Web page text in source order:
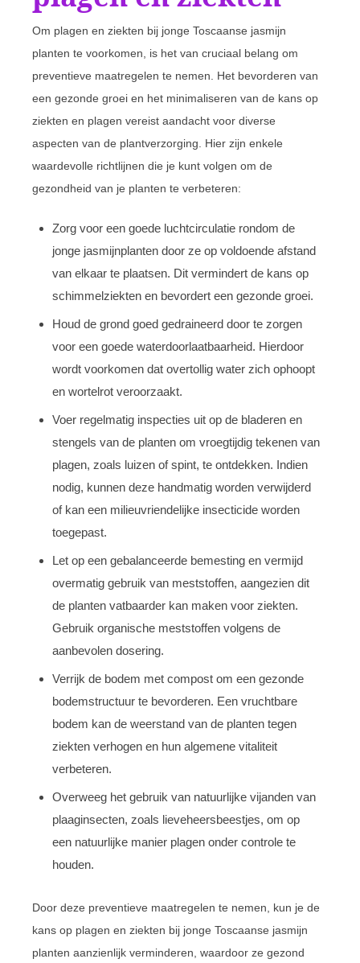
Om plagen en ziekten bij jonge Toscaanse jasmijn
planten te voorkomen, is het van cruciaal belang om
preventieve maatregelen te nemen. Het bevorderen van
een gezonde groei en het minimaliseren van de kans op
ziekten en plagen vereist aandacht voor diverse
aspecten van de plantverzorging. Hier zijn enkele
waardevolle richtlijnen die je kunt volgen om de
gezondheid van je planten te verbeteren:
Zorg voor een goede luchtcirculatie rondom de
jonge jasmijnplanten door ze op voldoende afstand
van elkaar te plaatsen. Dit vermindert de kans op
schimmelziekten en bevordert een gezonde groei.
Houd de grond goed gedraineerd door te zorgen
voor een goede waterdoorlaatbaarheid. Hierdoor
wordt voorkomen dat overtollig water zich ophoopt
en wortelrot veroorzaakt.
Voer regelmatig inspecties uit op de bladeren en
stengels van de planten om vroegtijdig tekenen van
plagen, zoals luizen of spint, te ontdekken. Indien
nodig, kunnen deze handmatig worden verwijderd
of kan een milieuvriendelijke insecticide worden
toegepast.
Let op een gebalanceerde bemesting en vermijd
overmatig gebruik van meststoffen, aangezien dit
de planten vatbaarder kan maken voor ziekten.
Gebruik organische meststoffen volgens de
aanbevolen dosering.
Verrijk de bodem met compost om een gezonde
bodemstructuur te bevorderen. Een vruchtbare
bodem kan de weerstand van de planten tegen
ziekten verhogen en hun algemene vitaliteit
verbeteren.
Overweeg het gebruik van natuurlijke vijanden van
plaaginsecten, zoals lieveheersbeestjes, om op
een natuurlijke manier plagen onder controle te
houden.
Door deze preventieve maatregelen te nemen, kun je de
kans op plagen en ziekten bij jonge Toscaanse jasmijn
planten aanzienlijk verminderen, waardoor ze gezond